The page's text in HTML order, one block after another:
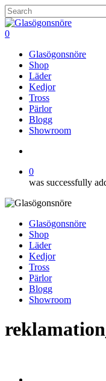
Skip
to
main
Close
Search
search
0
Glasögonsnöre
Shop
Läder
Kedjor
Tross
Pärlor
Blogg
Showroom
0
was successfully
Glasögonsnöre
Shop
Läder
Kedjor
Tross
Pärlor
Blogg
Showroom